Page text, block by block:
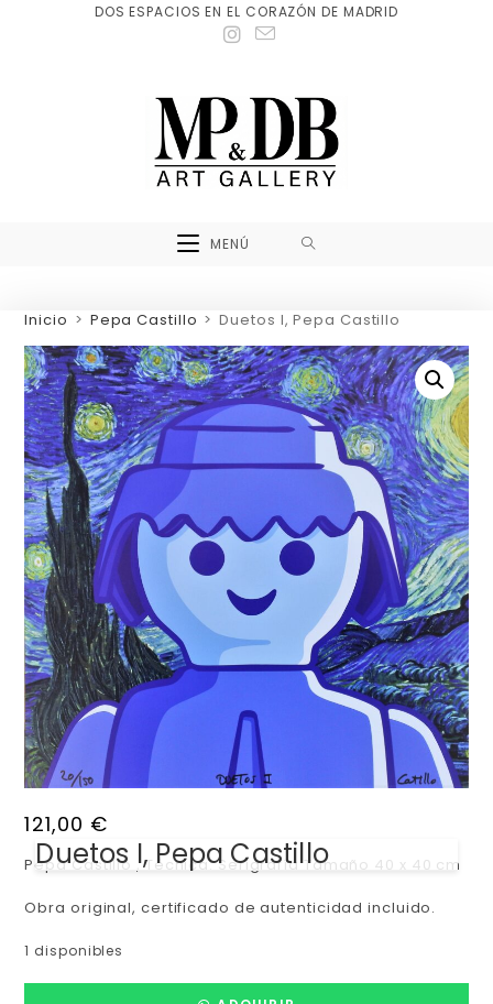
DOS ESPACIOS EN EL CORAZÓN DE MADRID
MENÚ
Inicio > Pepa Castillo > Duetos I, Pepa Castillo
Duetos I, Pepa Castillo
121,00 €
Pepa Castillo , Técnica: Serigrafía Tamaño 40 x 40 cm
Obra original, certificado de autenticidad incluido.
1 disponibles